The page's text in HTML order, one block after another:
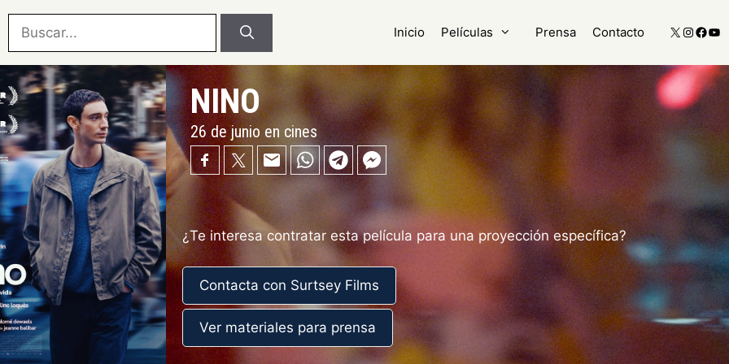
Inicio Películas Prensa Contacto X
NINO
26 de junio en cines
¿Te interesa contratar esta película para una proyección específica?
Contacta con Surtsey Films
Ver materiales para prensa